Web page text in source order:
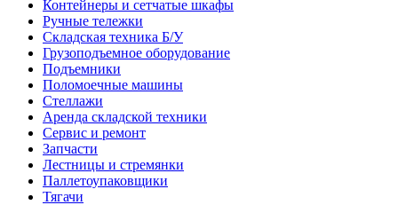
Контейнеры и сетчатые шкафы
Ручные тележки
Складская техника Б/У
Грузоподъемное оборудование
Подъемники
Поломоечные машины
Стеллажи
Аренда складской техники
Сервис и ремонт
Запчасти
Лестницы и стремянки
Паллетоупаковщики
Тягачи